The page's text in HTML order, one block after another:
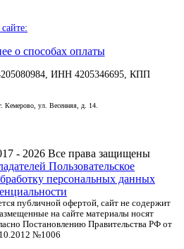
ИНН 4205346695, КПП
Кемерово, ул. Весенняя, д. 14.
- 2026 Все права защищены
Пользовательское
персональных данных
публичной офертой, сайт не содержит
на сайте материалы носят
Постановлению Правительства РФ от
№1006